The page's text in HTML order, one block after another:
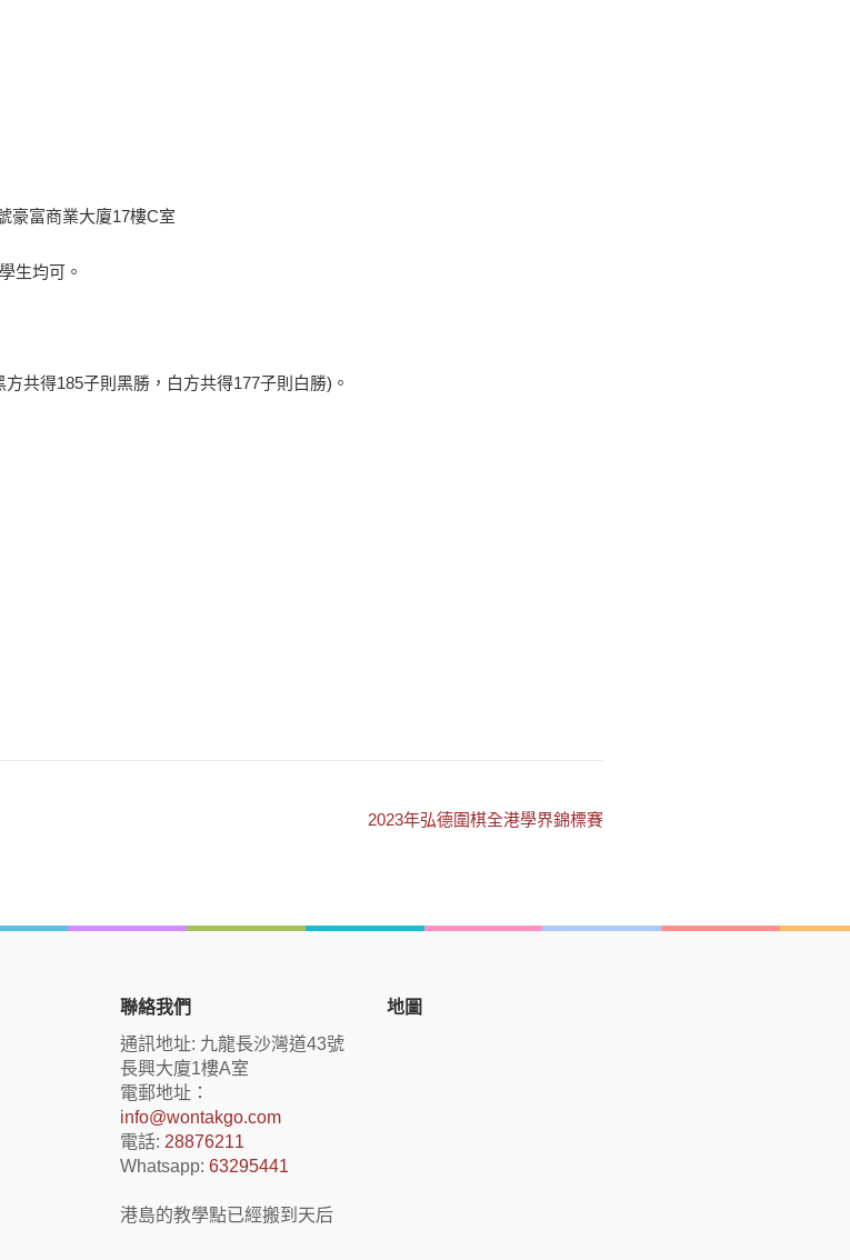
豪富商業大廈17樓C室
生均可。
共得185子則黑勝，白方共得177子則白勝)。
2023年弘德圍棋全港學界錦標賽
聯絡我們
通訊地址: 九龍長沙灣道43號
長興大廈1樓A室
電郵地址：
info@wontakgo.com
電話: 28876211
Whatsapp: 63295441
港島的教學點已經搬到天后
地圖